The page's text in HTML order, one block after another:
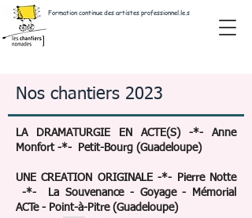
Formation continue des artistes professionnel.le.s
Nos chantiers 2023
LA DRAMATURGIE EN ACTE(S) -*- Anne
Monfort -*- Petit-Bourg (Guadeloupe)
UNE CREATION ORIGINALE -*- Pierre Notte
-*- La Souvenance - Goyage - Mémorial
ACTe - Point-à-Pitre (Guadeloupe)